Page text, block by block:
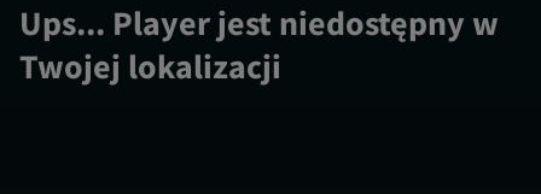
Ups... Player jest niedostępny w
Twojej lokalizacji